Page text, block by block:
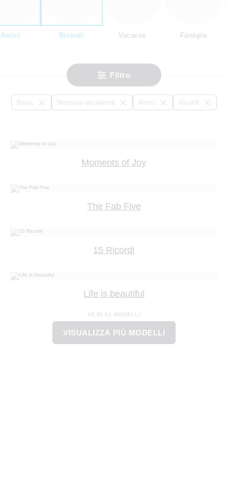
Amici Ricordi Vacanze Famiglia
Filtro
Basic Nessuna occasione Amici Ricordi
Moments of Joy
The Fab Five
15 Ricordi
Life is beautiful
48 DI 51 MODELLI
VISUALIZZA PIÙ MODELLI